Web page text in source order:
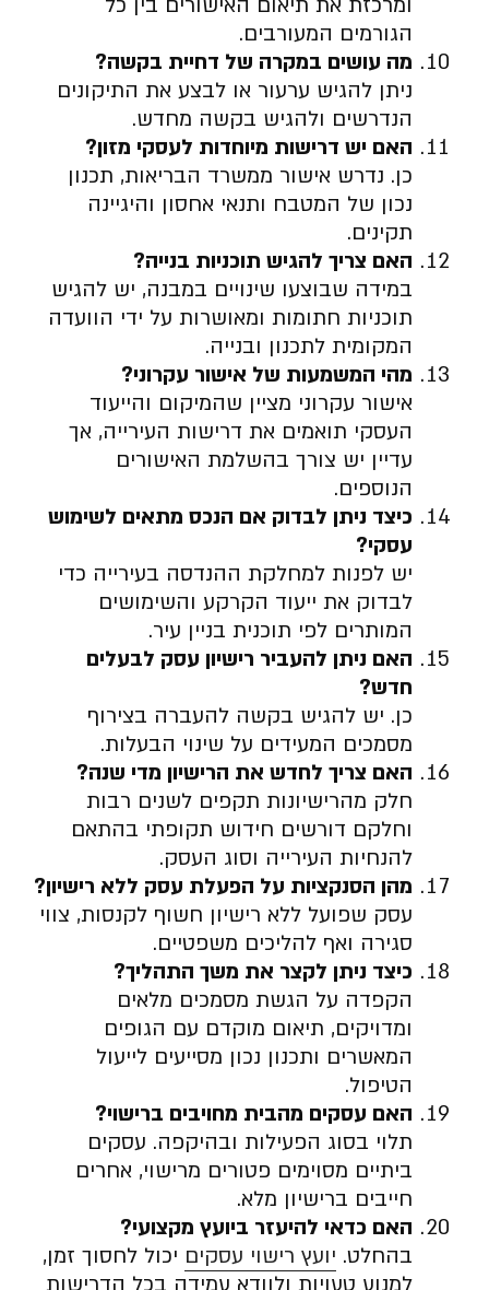
הגורמים המעורבים.
מה עושים במקרה של דחיית בקשה?
ניתן להגיש ערעור או לבצע את התיקונים
הנדרשים ולהגיש בקשה מחדש.
האם יש דרישות מיוחדות לעסקי מזון?
כן. נדרש אישור ממשרד הבריאות, תכנון
נכון של המטבח ותנאי אחסון והיגיינה
תקינים.
האם צריך להגיש תוכניות בנייה?
במידה שבוצעו שינויים במבנה, יש להגיש
תוכניות חתומות ומאושרות על ידי הוועדה
המקומית לתכנון ובנייה.
מהי המשמעות של אישור עקרוני?
אישור עקרוני מציין שהמיקום והייעוד
העסקי תואמים את דרישות העירייה, אך
עדיין יש צורך בהשלמת האישורים
הנוספים.
כיצד ניתן לבדוק אם הנכס מתאים לשימוש
עסקי?
יש לפנות למחלקת ההנדסה בעירייה כדי
לבדוק את ייעוד הקרקע והשימושים
המותרים לפי תוכנית בניין עיר.
האם ניתן להעביר רישיון עסק לבעלים
חדש?
כן. יש להגיש בקשה להעברה בצירוף
מסמכים המעידים על שינוי הבעלות.
האם צריך לחדש את הרישיון מדי שנה?
חלק מהרישיונות תקפים לשנים רבות
וחלקם דורשים חידוש תקופתי בהתאם
להנחיות העירייה וסוג העסק.
מהן הסנקציות על הפעלת עסק ללא רישיון?
עסק שפועל ללא רישיון חשוף לקנסות, צווי
סגירה ואף להליכים משפטיים.
כיצד ניתן לקצר את משך התהליך?
הקפדה על הגשת מסמכים מלאים
ומדויקים, תיאום מוקדם עם הגופים
המאשרים ותכנון נכון מסייעים לייעול
הטיפול.
האם עסקים מהבית מחויבים ברישוי?
תלוי בסוג הפעילות ובהיקפה. עסקים
ביתיים מסוימים פטורים מרישוי, אחרים
חייבים ברישיון מלא.
האם כדאי להיעזר ביועץ מקצועי?
בהחלט. יועץ רישוי עסקים יכול לחסוך זמן,